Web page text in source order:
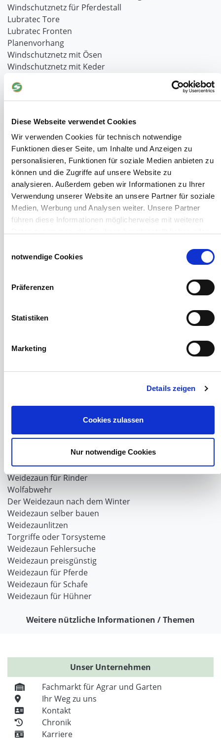
Diese Webseite verwendet Cookies
Wir verwenden Cookies für technisch notwendige
Funktionen dieser Seite, um Inhalte und Anzeigen zu
personalisieren, Funktionen für soziale Medien anbieten zu
können und die Zugriffe auf unsere Website zu
analysieren. Außerdem geben wir Informationen zu Ihrer
Verwendung unserer Website an unsere Partner für soziale
Medien, Werbung und Analysen weiter. Unsere Partner
führen diese Informationen möglicherweise mit weiteren
haben.
notwendige Cookies
Präferenzen
Statistiken
Marketing
Details zeigen
Cookies zulassen
Nur notwendige Cookies
Windschutznetz für Pferdestall
Lubratec Tore
Lubratec Fronten
Planenvorhang
Windschutznetz mit Ösen
Windschutznetz mit Keder
Windschutznetz Meterware
Rollvorhang-Systeme
Windnetzrecher
SIMAtex-Windschutznetze
Windschutznetze für Carports und Terrassen
Hof- und Stall
Schiebetor über Eck selber bauen
Planenhauben für Unterstände
Hofbedarf
Schiebetorsets
Winter und Landwirtschaft
Windschutznetz für Pferdestall
Schiebetor selbst bauen
Laufschiene und Rollapparate Typ 10
Laufschiene und Rollapparate Typ 40
Laufschiene und Rollapparate Typ 50
PVC-Lamellen als Schiebevorhang
Verriegelungen für Schiebetore und Türen
Weidezaun für Rinder
Wolfabwehr
Der Weidezaun nach dem Winter
Weidezaun selber bauen
Weidezaunlitzen
Torgriffe oder Torsysteme
Weidezaun Fehlersuche
Weidezaun preisgünstig
Weidezaun für Pferde
Weidezaun für Schafe
Weidezaun für Hühner
Weitere nützliche Informationen / Themen
Unser Unternehmen
Fachmarkt für Agrar und Garten
Ihr Weg zu uns
Kontakt
Chronik
Karriere